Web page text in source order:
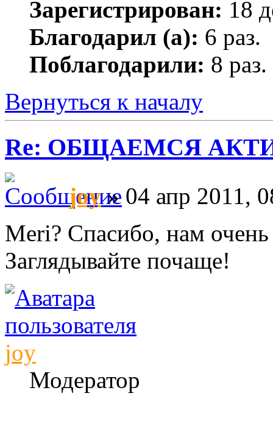
Зарегистрирован: 18
Благодарил (а): 6 раз.
Поблагодарили: 8 раз.
Вернуться к началу
Re: ОБЩАЕМСЯ
joy» 04 апр 2011,
Meri? Спасибо, нам
Заглядывайте почаще!
joy
Модератор